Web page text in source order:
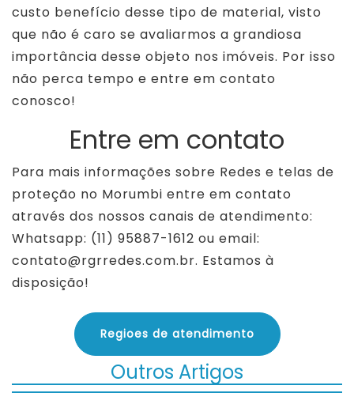
custo benefício desse tipo de material, visto
que não é caro se avaliarmos a grandiosa
importância desse objeto nos imóveis. Por isso
não perca tempo e entre em contato
conosco!
Entre em contato
Para mais informações sobre Redes e telas de
proteção no Morumbi entre em contato
através dos nossos canais de atendimento:
Whatsapp: (11) 95887-1612 ou email:
contato@rgrredes.com.br. Estamos à
disposição!
Regioes de atendimento
Outros Artigos